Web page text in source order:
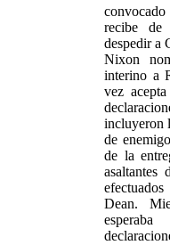
recibe
despedir a
Nixon
interino a
vez
incluyeron
de
de la
asaltantes
Dean.